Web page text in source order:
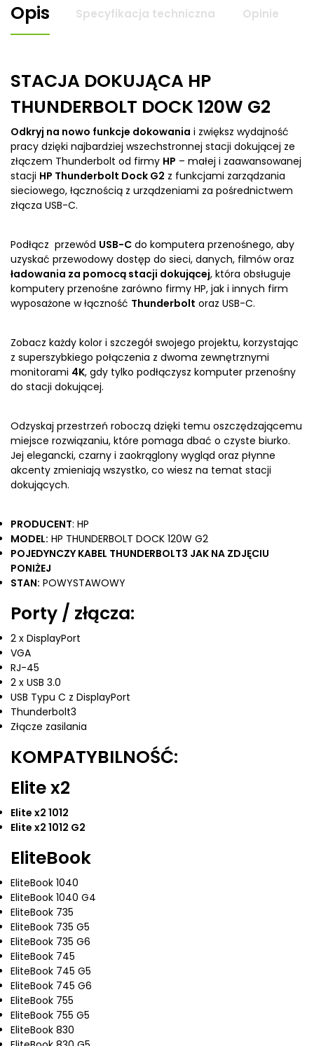
Opis Specyfikacja techniczna Opinie
STACJA DOKUJĄCA HP
THUNDERBOLT DOCK 120W G2
Odkryj na nowo funkcje dokowania i zwiększ wydajność
pracy dzięki najbardziej wszechstronnej stacji dokującej ze
złączem Thunderbolt od firmy HP – małej i zaawansowanej
stacji HP Thunderbolt Dock G2 z funkcjami zarządzania
sieciowego, łącznością z urządzeniami za pośrednictwem
złącza USB-C.
Podłącz przewód USB-C do komputera przenośnego, aby
uzyskać przewodowy dostęp do sieci, danych, filmów oraz
ładowania za pomocą stacji dokującej, która obsługuje
komputery przenośne zarówno firmy HP, jak i innych firm
wyposażone w łączność Thunderbolt oraz USB-C.
Zobacz każdy kolor i szczegół swojego projektu, korzystając
z superszybkiego połączenia z dwoma zewnętrznymi
monitorami 4K, gdy tylko podłączysz komputer przenośny
do stacji dokującej.
Odzyskaj przestrzeń roboczą dzięki temu oszczędzającemu
miejsce rozwiązaniu, które pomaga dbać o czyste biurko.
Jej elegancki, czarny i zaokrąglony wygląd oraz płynne
akcenty zmieniają wszystko, co wiesz na temat stacji
dokujących.
PRODUCENT: HP
MODEL: HP THUNDERBOLT DOCK 120W G2
POJEDYNCZY KABEL THUNDERBOLT3 JAK NA ZDJĘCIU
PONIŻEJ
STAN: POWYSTAWOWY
Porty / złącza:
2 x DisplayPort
VGA
RJ-45
2 x USB 3.0
USB Typu C z DisplayPort
Thunderbolt3
Złącze zasilania
KOMPATYBILNOŚĆ:
Elite x2
Elite x2 1012
Elite x2 1012 G2
EliteBook
EliteBook 1040
EliteBook 1040 G4
EliteBook 735
EliteBook 735 G5
EliteBook 735 G6
EliteBook 745
EliteBook 745 G5
EliteBook 745 G6
EliteBook 755
EliteBook 755 G5
EliteBook 830